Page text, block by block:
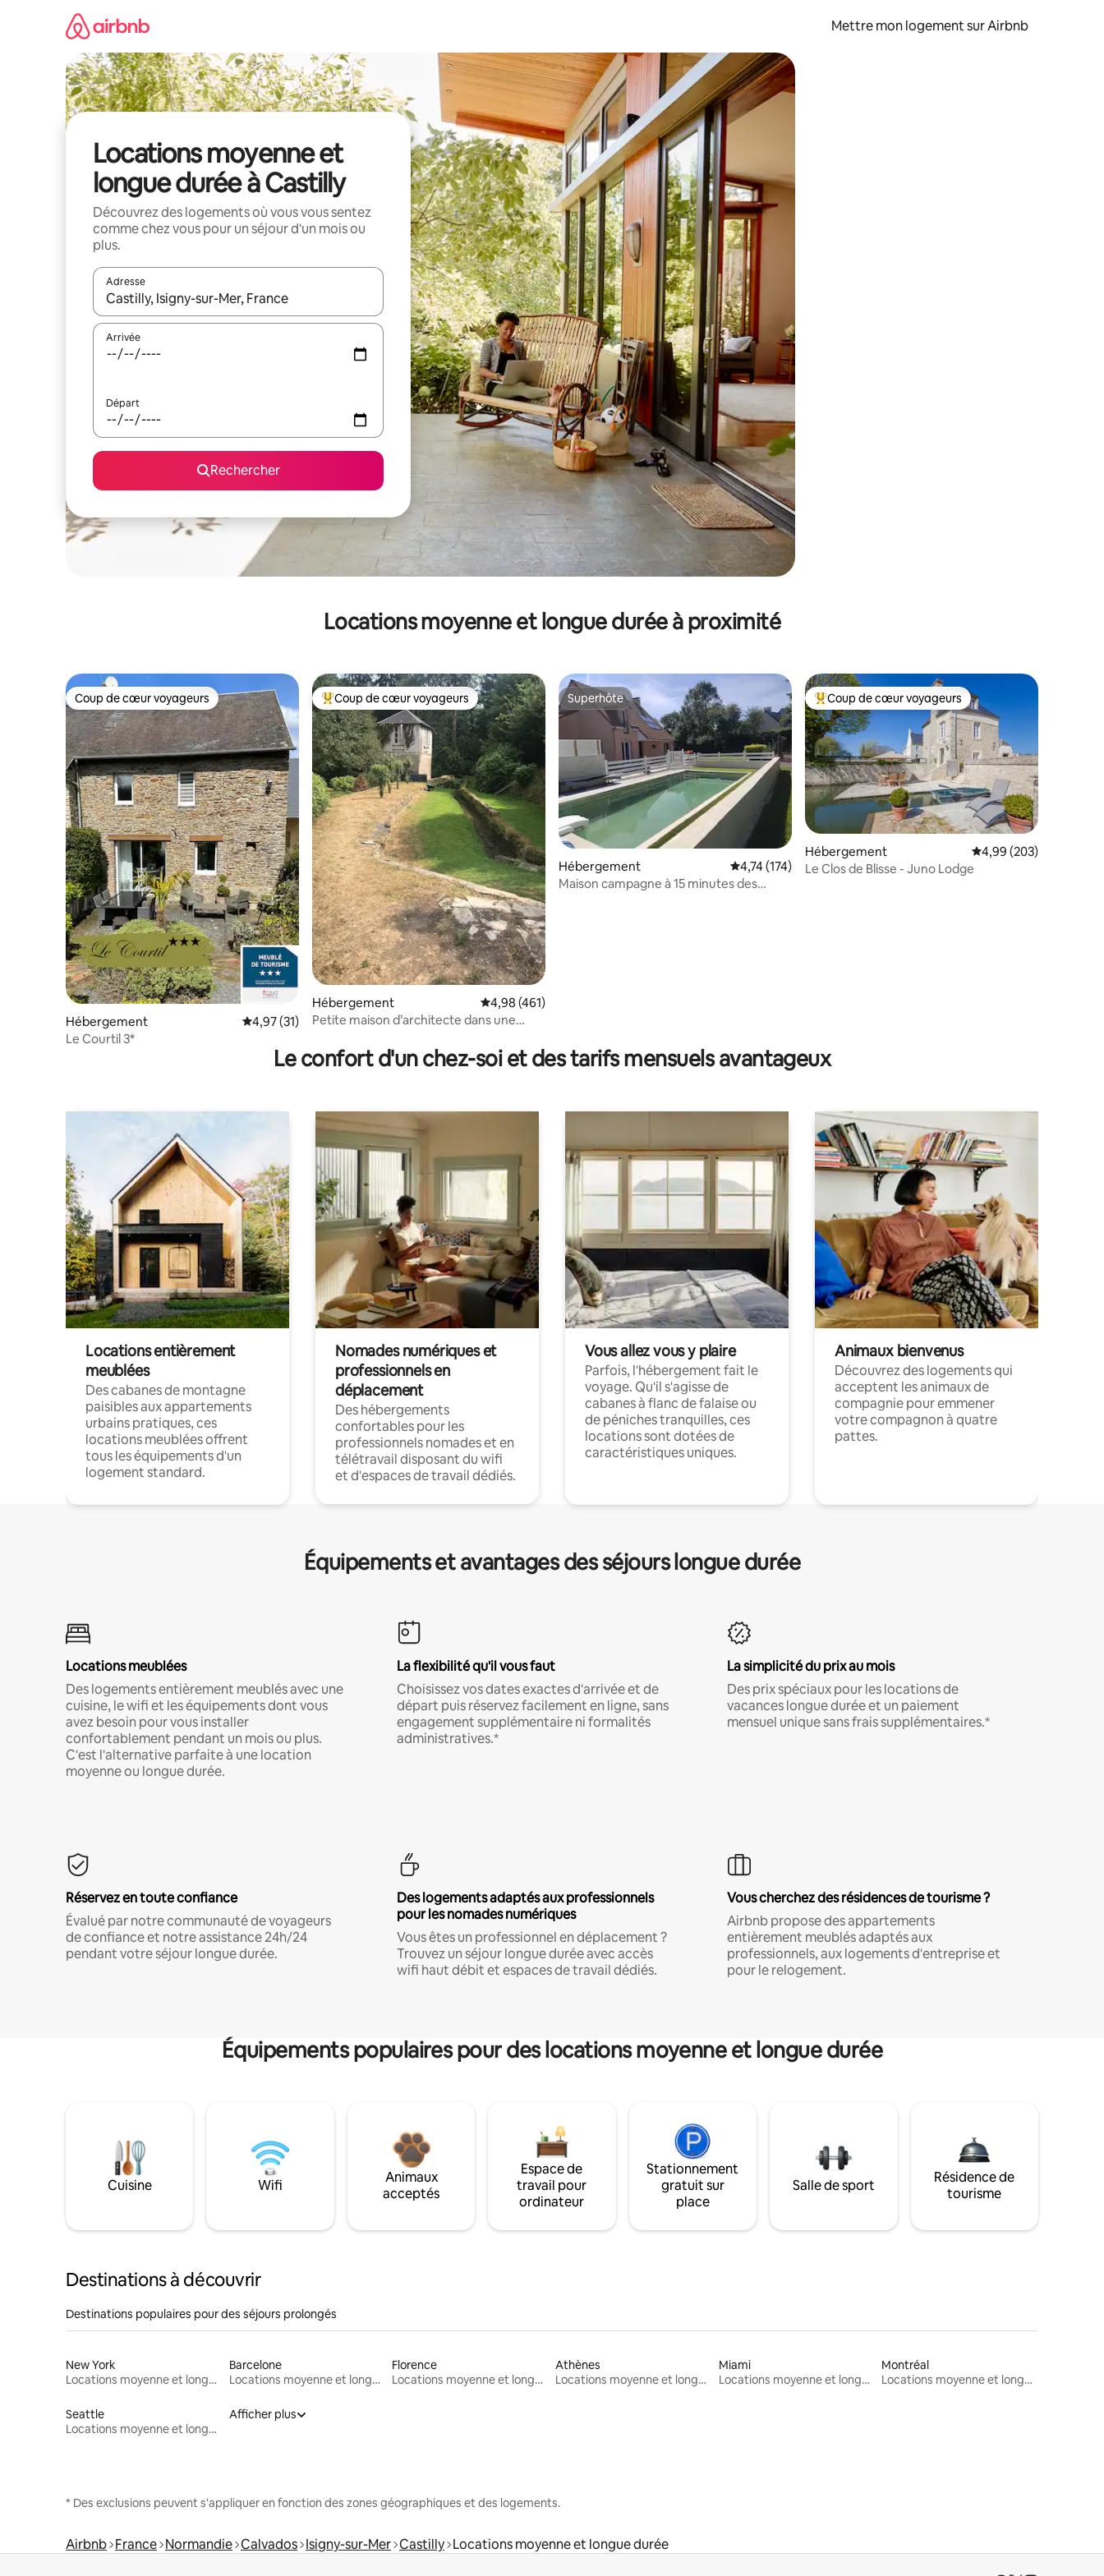
Mettre mon logement sur Airbnb
Locations moyenne et
longue durée à Castilly
Découvrez des logements où vous vous sentez
comme chez vous pour un séjour d'un mois ou
plus.
Adresse
Lorsque les résultats s'affichent, utilisez les flèches vers le haut et vers le bas pour les parcourir ou en appuyant et en faisant glisser.
Arrivée
Départ
Rechercher
Locations moyenne et longue durée à proximité
Coup de cœur voyageurs
Coup de cœur voyageurs
Hébergement Évaluation moyenne sur la base de 31 commentaires : 4,97 sur 5
4,97 (31)
Le Courtil 3*
Coups de cœur voyageurs les plus appréciés
Coup de cœur voyageurs
Hébergement Évaluation moyenne sur la base de 461 commentaires : 4,98 sur 5
4,98 (461)
Petite maison d’architecte dans une
Superhôte
Superhôte
Hébergement Évaluation moyenne sur la base de 174 commentaires : 4,74 sur 5
4,74 (174)
Maison campagne à 15 minutes des
Coups de cœur voyageurs les plus appréciés
Coup de cœur voyageurs
Hébergement Évaluation moyenne
4,99 (203)
Le Clos de Blisse - Juno Lodge
Le confort d'un chez-soi et des tarifs mensuels avantageux
Locations entièrement
meublées
Des cabanes de montagne
paisibles aux appartements
urbains pratiques, ces
locations meublées offrent
tous les équipements d'un
logement standard.
Nomades numériques et
professionnels en
déplacement
Des hébergements
confortables pour les
professionnels nomades et en
télétravail disposant du wifi
et d'espaces de travail dédiés.
Vous allez vous y plaire
Parfois, l'hébergement fait le
voyage. Qu'il s'agisse de
cabanes à flanc de falaise ou
de péniches tranquilles, ces
locations sont dotées de
caractéristiques uniques.
Animaux bienvenus
Découvrez des logements qui
acceptent les animaux de
compagnie pour emmener
votre compagnon à quatre
pattes.
Équipements et avantages des séjours longue durée
Locations meublées
Des logements entièrement meublés avec une
cuisine, le wifi et les équipements dont vous
avez besoin pour vous installer
confortablement pendant un mois ou plus.
C'est l'alternative parfaite à une location
moyenne ou longue durée.
La flexibilité qu'il vous faut
Choisissez vos dates exactes d'arrivée et de
départ puis réservez facilement en ligne, sans
engagement supplémentaire ni formalités
administratives.*
La simplicité du prix au mois
Des prix spéciaux pour les locations de
vacances longue durée et un paiement
mensuel unique sans frais supplémentaires.*
Réservez en toute confiance
Évalué par notre communauté de voyageurs
de confiance et notre assistance 24h/24
pendant votre séjour longue durée.
Des logements adaptés aux professionnels
pour les nomades numériques
Vous êtes un professionnel en déplacement ?
Trouvez un séjour longue durée avec accès
wifi haut débit et espaces de travail dédiés.
Vous cherchez des résidences de tourisme ?
Airbnb propose des appartements
entièrement meublés adaptés aux
professionnels, aux logements d'entreprise et
pour le relogement.
Équipements populaires pour des locations moyenne et longue durée
Cuisine Wifi
Animaux
acceptés
Espace de
travail pour
ordinateur
Stationnement
gratuit sur
place
Salle de sport
Résidence de
tourisme
Destinations à découvrir
Destinations populaires pour des séjours prolongés
New York
Locations moyenne et longue durée
Barcelone
Locations moyenne et longue durée
Florence
Locations moyenne et longue durée
Athènes
Locations moyenne et longue durée
Miami
Locations moyenne et longue durée
Montréal
Locations moyenne et longue durée
Seattle
Locations moyenne et longue durée
Afficher plus
* Des exclusions peuvent s'appliquer en fonction des zones géographiques et des logements.
Airbnb France Normandie Calvados Isigny-sur-Mer Castilly Locations moyenne et longue durée